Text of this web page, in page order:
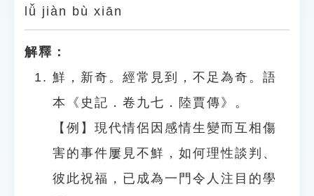
lǚ jiàn bù xiān
解釋：
鮮，新奇。經常見到，不足為奇。語
本《史記．卷九七．陸賈傳》。
【例】現代情侶因感情生變而互相傷
害的事件屢見不鮮，如何理性談判、
彼此祝福，已成為一門令人注目的學